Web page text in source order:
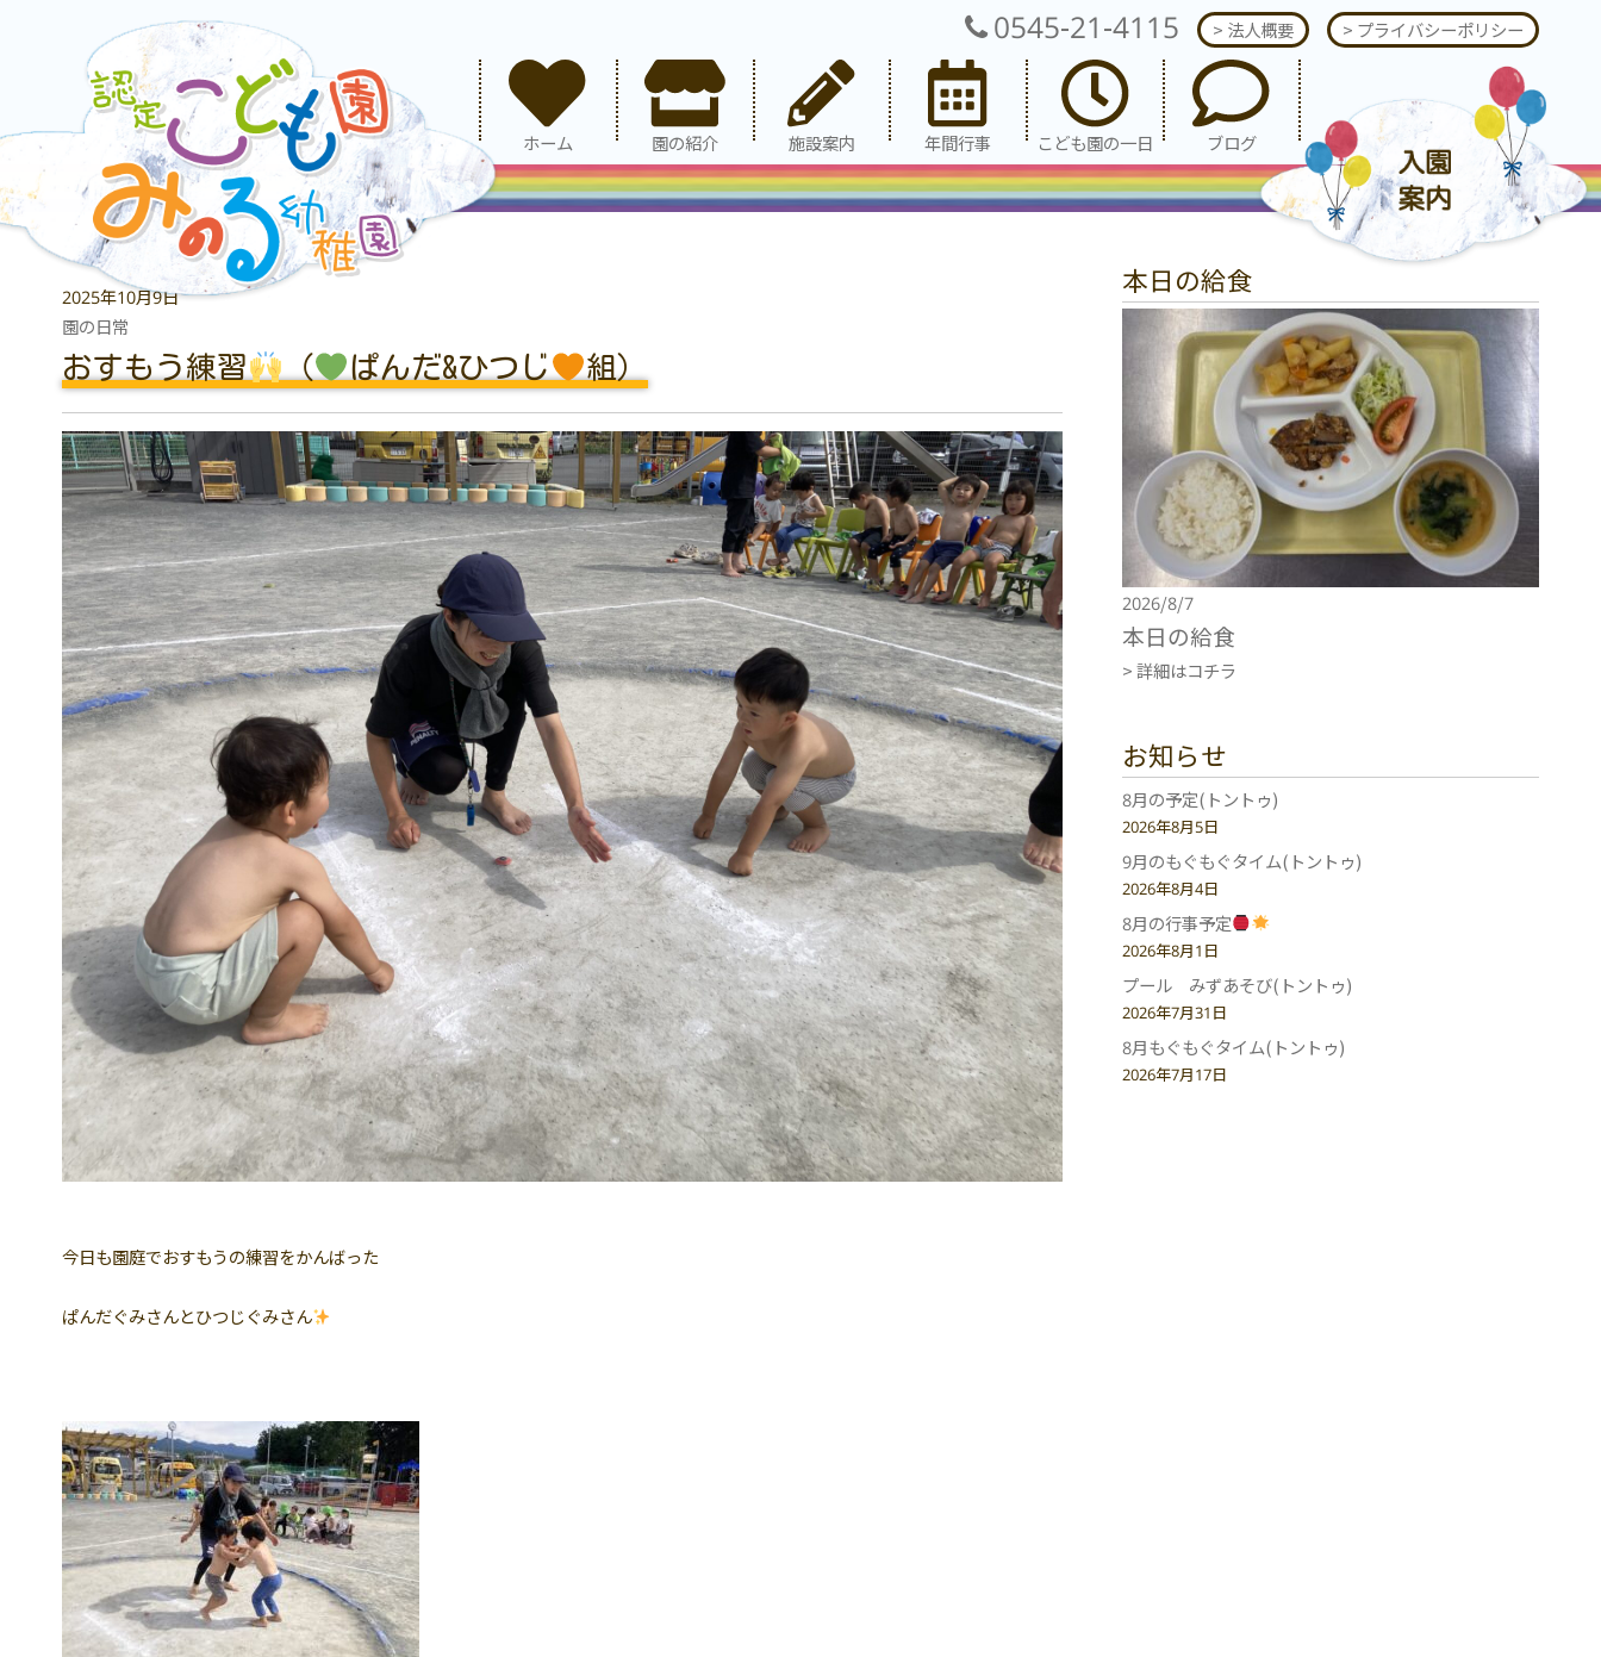
0545-21-4115 > 法人概要 > プライバシーポリシー
ホーム 園の紹介 施設案内 年間行事 こども園の一日 ブログ
2025年10月9日
園の日常
おすもう練習 （ ぱんだ&ひつじ 組）
今日も園庭でおすもうの練習をかんばった
ぱんだぐみさんとひつじぐみさん
本日の給食
2026/8/7
本日の給食
> 詳細はコチラ
お知らせ
8月の予定(トントゥ)
2026年8月5日
9月のもぐもぐタイム(トントゥ)
2026年8月4日
8月の行事予定
2026年8月1日
プール みずあそび(トントゥ)
2026年7月31日
8月もぐもぐタイム(トントゥ)
2026年7月17日